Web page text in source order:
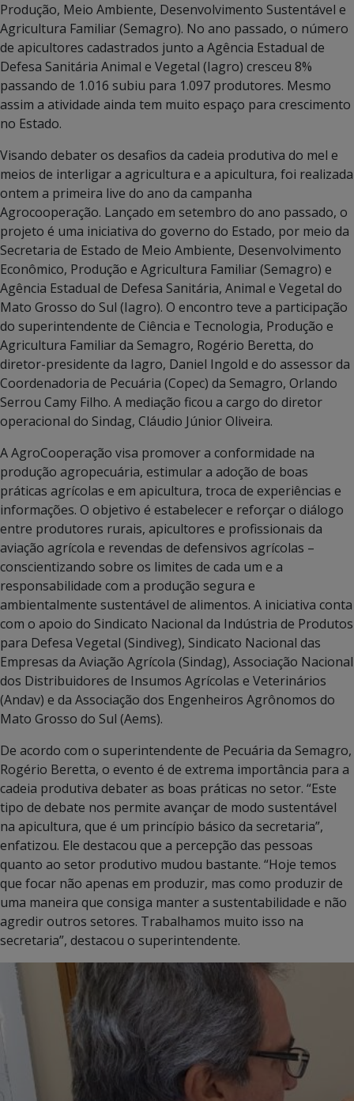
Produção, Meio Ambiente, Desenvolvimento Sustentável e
Agricultura Familiar (Semagro). No ano passado, o número
de apicultores cadastrados junto a Agência Estadual de
Defesa Sanitária Animal e Vegetal (Iagro) cresceu 8%
passando de 1.016 subiu para 1.097 produtores. Mesmo
assim a atividade ainda tem muito espaço para crescimento
no Estado.
Visando debater os desafios da cadeia produtiva do mel e
meios de interligar a agricultura e a apicultura, foi realizada
ontem a primeira live do ano da campanha
Agrocooperação. Lançado em setembro do ano passado, o
projeto é uma iniciativa do governo do Estado, por meio da
Secretaria de Estado de Meio Ambiente, Desenvolvimento
Econômico, Produção e Agricultura Familiar (Semagro) e
Agência Estadual de Defesa Sanitária, Animal e Vegetal do
Mato Grosso do Sul (Iagro). O encontro teve a participação
do superintendente de Ciência e Tecnologia, Produção e
Agricultura Familiar da Semagro, Rogério Beretta, do
diretor-presidente da Iagro, Daniel Ingold e do assessor da
Coordenadoria de Pecuária (Copec) da Semagro, Orlando
Serrou Camy Filho. A mediação ficou a cargo do diretor
operacional do Sindag, Cláudio Júnior Oliveira.
A AgroCooperação visa promover a conformidade na
produção agropecuária, estimular a adoção de boas
práticas agrícolas e em apicultura, troca de experiências e
informações. O objetivo é estabelecer e reforçar o diálogo
entre produtores rurais, apicultores e profissionais da
aviação agrícola e revendas de defensivos agrícolas –
conscientizando sobre os limites de cada um e a
responsabilidade com a produção segura e
ambientalmente sustentável de alimentos. A iniciativa conta
com o apoio do Sindicato Nacional da Indústria de Produtos
para Defesa Vegetal (Sindiveg), Sindicato Nacional das
Empresas da Aviação Agrícola (Sindag), Associação Nacional
dos Distribuidores de Insumos Agrícolas e Veterinários
(Andav) e da Associação dos Engenheiros Agrônomos do
Mato Grosso do Sul (Aems).
De acordo com o superintendente de Pecuária da Semagro,
Rogério Beretta, o evento é de extrema importância para a
cadeia produtiva debater as boas práticas no setor. “Este
tipo de debate nos permite avançar de modo sustentável
na apicultura, que é um princípio básico da secretaria”,
enfatizou. Ele destacou que a percepção das pessoas
quanto ao setor produtivo mudou bastante. “Hoje temos
que focar não apenas em produzir, mas como produzir de
uma maneira que consiga manter a sustentabilidade e não
agredir outros setores. Trabalhamos muito isso na
secretaria”, destacou o superintendente.